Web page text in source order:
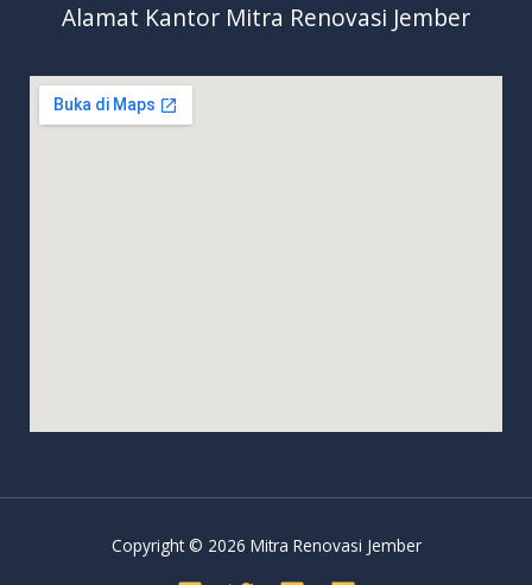
Alamat Kantor Mitra Renovasi Jember
Copyright © 2026 Mitra Renovasi Jember